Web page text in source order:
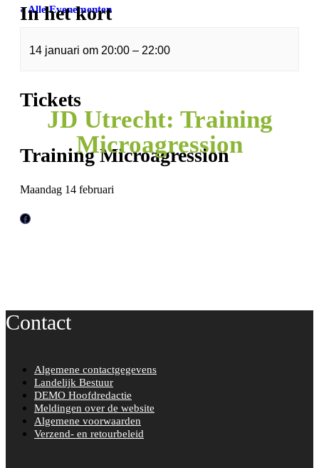
« Alle Evenementen
Dit evenement is voorbij.
JD Utrecht: Training
Microagression
In het kort
14 januari om 20:00 – 22:00
Tickets
Training Microagression
Maandag 14 februari
F
o
Contact
Algemene contactgegevens
Landelijk Bestuur
DEMO Hoofdredactie
Meldingen over de website
Algemene voorwaarden
Verzend- en retourbeleid